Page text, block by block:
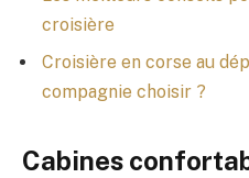
croisière
Croisière en corse au
compagnie choisir ?
Cabines